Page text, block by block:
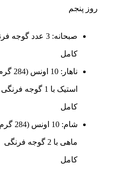
روز پنجم
صبحانه: 3 عدد گوجه
کامل
ناهار: 10 اونس
استیک با 1 گوجه فرنگی
کامل
شام: 10 اونس
ماهی با 2 گوجه فرنگی
کامل